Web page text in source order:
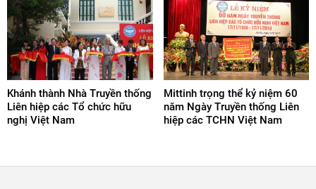
Khánh thành Nhà Truyền thống
Liên hiệp các Tổ chức hữu
nghị Việt Nam
Mittinh trọng thể kỷ niệm 60
năm Ngày Truyền thống Liên
hiệp các TCHN Việt Nam